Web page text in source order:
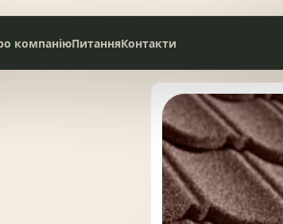
компаніюПитанняКонтакти
СЛАНЦЕВА ПОКРІВЛЯ